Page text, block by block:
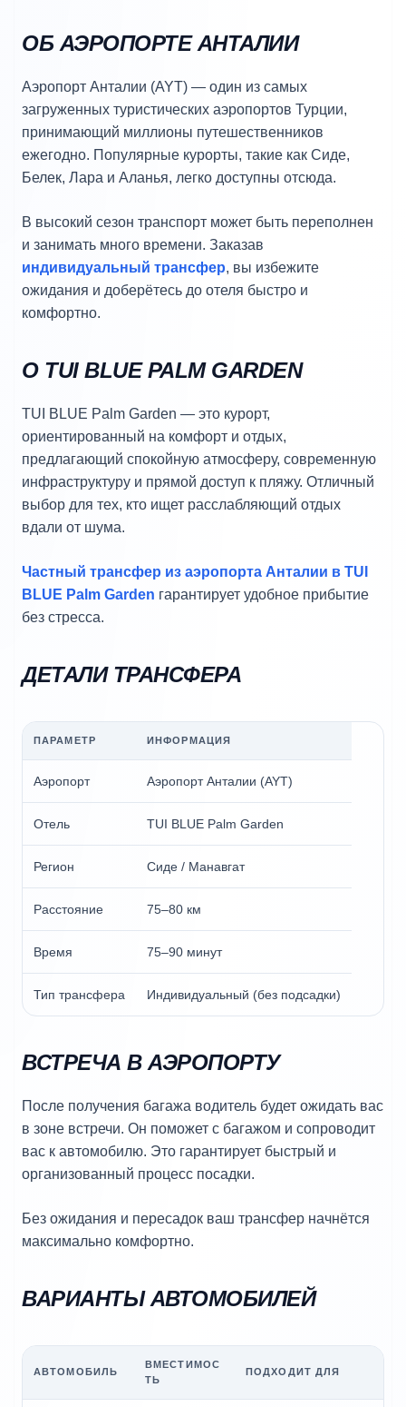
ОБ АЭРОПОРТЕ АНТАЛИИ
Аэропорт Анталии (AYT) — один из самых
загруженных туристических аэропортов Турции,
принимающий миллионы путешественников
ежегодно. Популярные курорты, такие как Сиде,
Белек, Лара и Аланья, легко доступны отсюда.
В высокий сезон транспорт может быть переполнен
и занимать много времени. Заказав
индивидуальный трансфер, вы избежите
ожидания и доберётесь до отеля быстро и
комфортно.
О TUI BLUE PALM GARDEN
TUI BLUE Palm Garden — это курорт,
ориентированный на комфорт и отдых,
предлагающий спокойную атмосферу, современную
инфраструктуру и прямой доступ к пляжу. Отличный
выбор для тех, кто ищет расслабляющий отдых
вдали от шума.
Частный трансфер из аэропорта Анталии в TUI
BLUE Palm Garden гарантирует удобное прибытие
без стресса.
ДЕТАЛИ ТРАНСФЕРА
ПАРАМЕТР ИНФОРМАЦИЯ
Аэропорт Аэропорт Анталии (AYT)
Отель TUI BLUE Palm Garden
Регион Сиде / Манавгат
Расстояние 75–80 км
Время 75–90 минут
Тип трансфера Индивидуальный (без подсадки)
ВСТРЕЧА В АЭРОПОРТУ
После получения багажа водитель будет ожидать вас
в зоне встречи. Он поможет с багажом и сопроводит
вас к автомобилю. Это гарантирует быстрый и
организованный процесс посадки.
Без ожидания и пересадок ваш трансфер начнётся
максимально комфортно.
ВАРИАНТЫ АВТОМОБИЛЕЙ
АВТОМОБИЛЬ
ВМЕСТИМОС
ТЬ
ПОДХОДИТ ДЛЯ